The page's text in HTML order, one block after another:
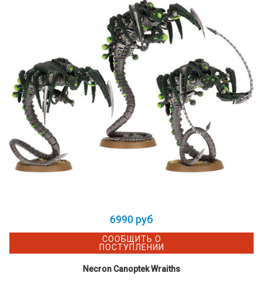
6990 руб
СООБЩИТЬ О
ПОСТУПЛЕНИИ
Necron Canoptek Wraiths